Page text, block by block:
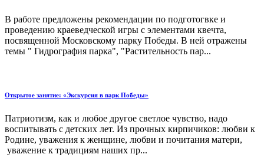
В работе предложены рекомендации по подготогвке и
проведению краеведческой игры с элементами квечта,
посвященной Московскому парку Победы. В ней отражены
темы " Гидрография парка", "Растительность пар...
Открытое занятие: «Экскурсия в парк Победы»
Патриотизм, как и любое другое светлое чувство, надо
воспитывать с детских лет. Из прочных кирпичиков: любви к
Родине, уважения к женщине, любви и почитания матери,
уважение к традициям наших пр...